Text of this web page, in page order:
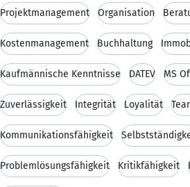
Projektmanagement Organisation
Kostenmanagement Buchhaltung
Kaufmännische Kenntnisse DATEV MS
Zuverlässigkeit Integrität Loyalität
Kommunikationsfähigkeit
Problemlösungsfähigkeit Kritikfähigkeit